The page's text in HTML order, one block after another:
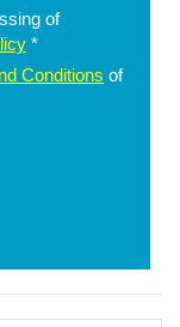
of
*
Conditions of